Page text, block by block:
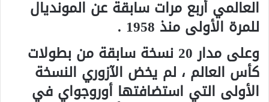
العالمي أربع مرات سابقة عن المونديال
للمرة الأولى منذ 1958 .
وعلى مدار 20 نسخة سابقة من بطولات
كأس العالم ، لم يخض الآزوري النسخة
الأولى التي استضافتها أوروجواي في